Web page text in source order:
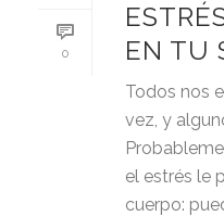
0
EN TU
Todos nos
vez, y
el estrés le
cuerpo: